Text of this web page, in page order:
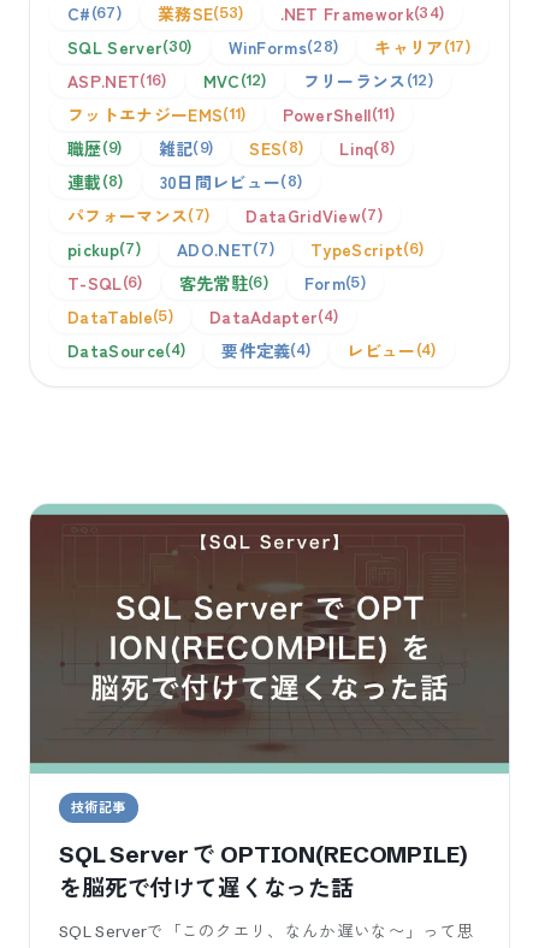
C# 67 業務SE 53 .NET Framework 34
SQL Server 30 WinForms 28 キャリア 17
ASP.NET 16 MVC 12 フリーランス 12
フットエナジーEMS 11 PowerShell 11
職歴 9 雑記 9 SES 8 Linq 8
連載 8 30日間レビュー 8
パフォーマンス 7 DataGridView 7
pickup 7 ADO.NET 7 TypeScript 6
T-SQL 6 客先常駐 6 Form 5
DataTable 5 DataAdapter 4
DataSource 4 要件定義 4 レビュー 4
技術記事
SQL Server で OPTION(RECOMPILE)
を脳死で付けて遅くなった話
SQL Serverで「このクエリ、なんか遅いな〜」って思